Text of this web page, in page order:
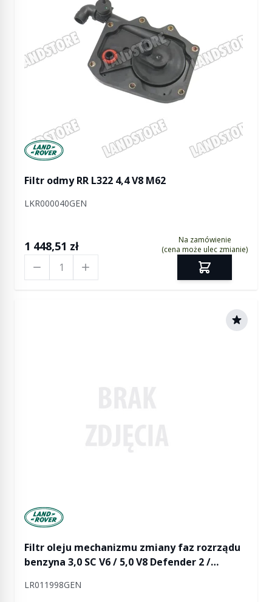
Manufactured by Land rover
Filtr odmy RR L322 4,4 V8 M62
LKR000040GEN
1 448,51 zł
Na zamówienie
(cena może ulec zmianie)
Manufactured by Land rover
Filtr oleju mechanizmu zmiany faz rozrządu
benzyna 3,0 SC V6 / 5,0 V8 Defender 2 /
RR Sport / RR Sport od 2014 / RR Velar
LR011998GEN